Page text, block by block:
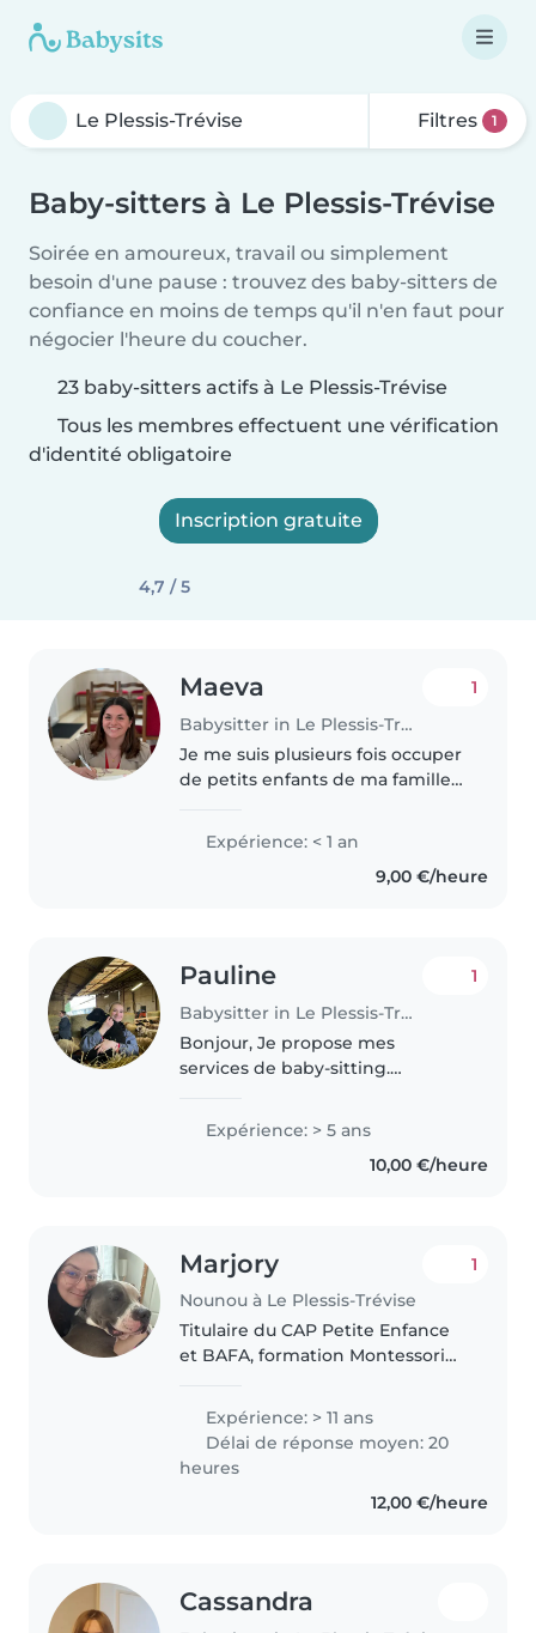
Filtres 1
Baby-sitters à Le Plessis-Trévise
Soirée en amoureux, travail ou simplement
besoin d'une pause : trouvez des baby-sitters de
confiance en moins de temps qu'il n'en faut pour
négocier l'heure du coucher.
23 baby-sitters actifs à Le Plessis-Trévise
Tous les membres effectuent une vérification
d'identité obligatoire
Inscription gratuite
4,7 / 5
Maeva
Babysitter in Le Plessis-Trévise
1
Je me suis plusieurs fois occuper
de petits enfants de ma famille
des enfant de
maternelle,primaire et
collège,J'ai rapidement cette
Expérience: < 1 an
9,00 €/heure
Pauline
Babysitter in Le Plessis-Trévise
1
Bonjour, Je propose mes
services de baby-sitting.
m'occuper d'enfants grâce à
l'expérience que j'ai acquise avec
Expérience: > 5 ans
10,00 €/heure
Marjory
Nounou à Le Plessis-Trévise
1
Titulaire du CAP Petite Enfance
et BAFA, formation Montessori
ans d’expérience avec les
enfants que ce soit en crèches à
domicile ou à l’école, n’hésitez..
Expérience: > 11 ans
Délai de réponse moyen: 20
heures
12,00 €/heure
Cassandra